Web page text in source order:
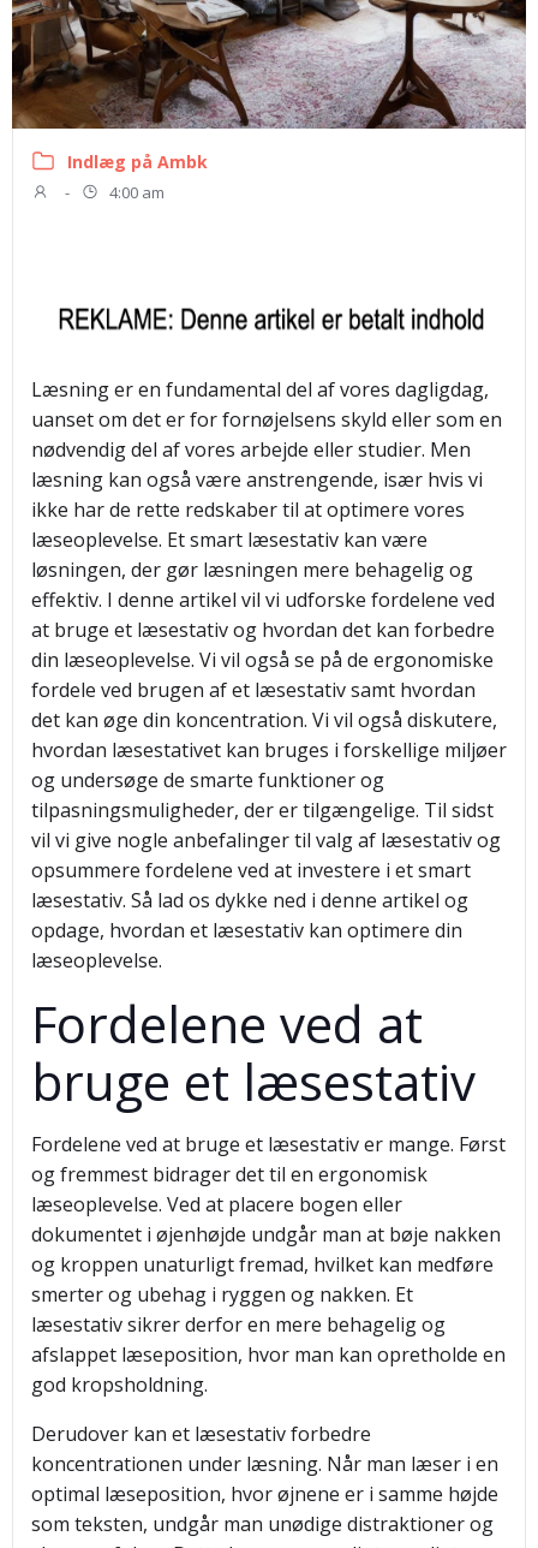
Indlæg på Ambk
- 4:00 am
Læsning er en fundamental del af vores dagligdag,
uanset om det er for fornøjelsens skyld eller som en
nødvendig del af vores arbejde eller studier. Men
læsning kan også være anstrengende, især hvis vi
ikke har de rette redskaber til at optimere vores
læseoplevelse. Et smart læsestativ kan være
løsningen, der gør læsningen mere behagelig og
effektiv. I denne artikel vil vi udforske fordelene ved
at bruge et læsestativ og hvordan det kan forbedre
din læseoplevelse. Vi vil også se på de ergonomiske
fordele ved brugen af et læsestativ samt hvordan
det kan øge din koncentration. Vi vil også diskutere,
hvordan læsestativet kan bruges i forskellige miljøer
og undersøge de smarte funktioner og
tilpasningsmuligheder, der er tilgængelige. Til sidst
vil vi give nogle anbefalinger til valg af læsestativ og
opsummere fordelene ved at investere i et smart
læsestativ. Så lad os dykke ned i denne artikel og
opdage, hvordan et læsestativ kan optimere din
læseoplevelse.
Fordelene ved at
bruge et læsestativ
Fordelene ved at bruge et læsestativ er mange. Først
og fremmest bidrager det til en ergonomisk
læseoplevelse. Ved at placere bogen eller
dokumentet i øjenhøjde undgår man at bøje nakken
og kroppen unaturligt fremad, hvilket kan medføre
smerter og ubehag i ryggen og nakken. Et
læsestativ sikrer derfor en mere behagelig og
afslappet læseposition, hvor man kan opretholde en
god kropsholdning.
Derudover kan et læsestativ forbedre
koncentrationen under læsning. Når man læser i en
optimal læseposition, hvor øjnene er i samme højde
som teksten, undgår man unødige distraktioner og